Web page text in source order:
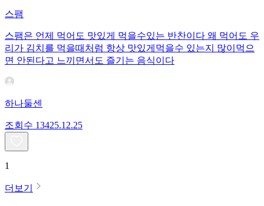
스팸
스팸은 언제 먹어도 맛있게 먹을수있는 반찬이다 왜 먹어도 우
리가 김치를 먹을때처럼 항상 맛있게먹을수 있는지 많이먹으
면 안된다고 느끼면서도 즐기는 음식이다
하나둘센
조회수 13425.12.25
1
더보기